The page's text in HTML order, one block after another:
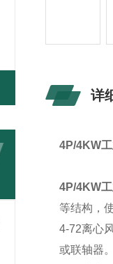
详
4P/4KW
4P/4KW
等结构，
4-72离心
或联轴器